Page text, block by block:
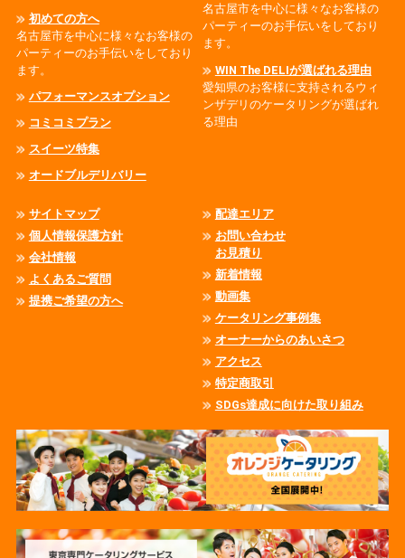
初めての方へ
名古屋市を中心に様々なお客様の
パーティーのお手伝いをしており
ます。
パフォーマンスオプション
コミコミプラン
スイーツ特集
オードブルデリバリー
名古屋市を中心に様々なお客様の
パーティーのお手伝いをしており
ます。
WIN The DELIが選ばれる理由
愛知県のお客様に支持されるウィ
ンザデリのケータリングが選ばれ
る理由
サイトマップ
個人情報保護方針
会社情報
よくあるご質問
提携ご希望の方へ
配達エリア
お問い合わせ
お見積り
新着情報
動画集
ケータリング事例集
オーナーからのあいさつ
アクセス
特定商取引
SDGs達成に向けた取り組み